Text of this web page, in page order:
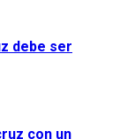
debe ser
con un